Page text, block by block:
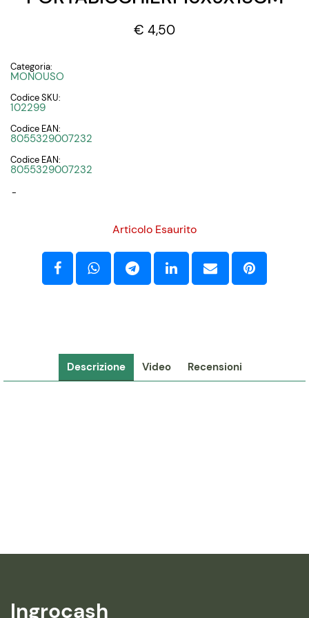
€ 4,50
Categoria:
MONOUSO
Codice SKU:
102299
Codice EAN:
8055329007232
Codice EAN:
8055329007232
-
Articolo Esaurito
Descrizione Video Recensioni
Ingrocash